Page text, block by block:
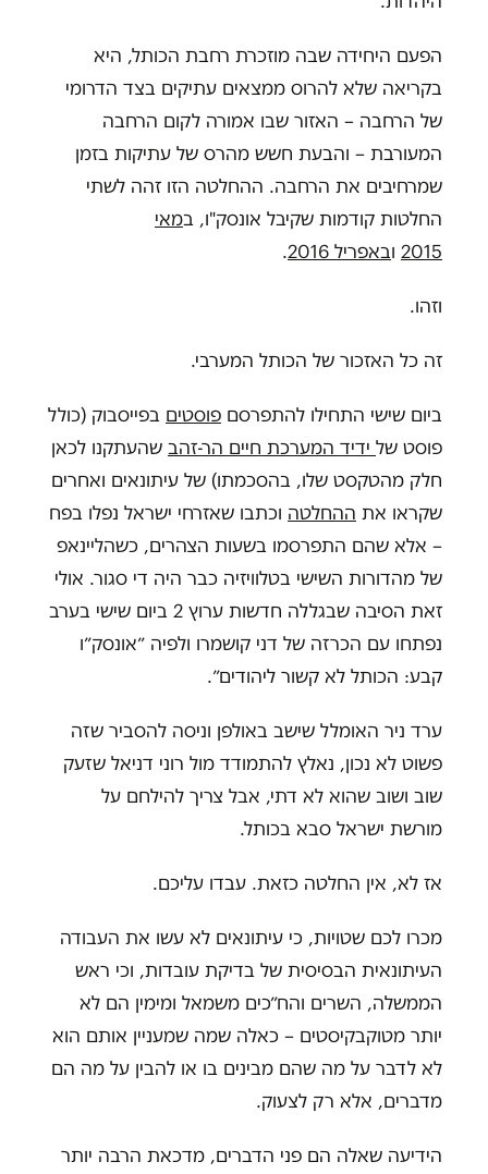
הפעם היחידה שבה מוזכרת רחבת הכותל, היא
בקריאה שלא להרוס ממצאים עתיקים בצד הדרומי
של הרחבה – האזור שבו אמורה לקום הרחבה
המעורבת – והבעת חשש מהרס של עתיקות בזמן
שמרחיבים את הרחבה. ההחלטה הזו זהה לשתי
החלטות קודמות שקיבל אונסק"ו, במאי
2015 ובאפריל 2016 .
וזהו.
זה כל האזכור של הכותל המערבי.
ביום שישי התחילו להתפרסם פוסטים בפייסבוק (כולל
פוסט של ידיד המערכת חיים הר-זהב שהעתקנו לכאן
חלק מהטקסט שלו, בהסכמתו) של עיתונאים ואחרים
שקראו את ההחלטה וכתבו שאזרחי ישראל נפלו בפח
– אלא שהם התפרסמו בשעות הצהרים, כשהליינאפ
של מהדורות השישי בטלוויזיה כבר היה די סגור. אולי
זאת הסיבה שבגללה חדשות ערוץ 2 ביום שישי בערב
נפתחו עם הכרזה של דני קושמרו ולפיה ״אונסק״ו
קבע: הכותל לא קשור ליהודים״.
ערד ניר האומלל שישב באולפן וניסה להסביר שזה
פשוט לא נכון, נאלץ להתמודד מול רוני דניאל שזעק
שוב ושוב שהוא לא דתי, אבל צריך להילחם על
מורשת ישראל סבא בכותל.
אז לא, אין החלטה כזאת. עבדו עליכם.
מכרו לכם שטויות, כי עיתונאים לא עשו את העבודה
העיתונאית הבסיסית של בדיקת עובדות, וכי ראש
הממשלה, השרים והח״כים משמאל ומימין הם לא
יותר מטוקבקיסטים – כאלה שמה שמעניין אותם הוא
לא לדבר על מה שהם מבינים בו או להבין על מה הם
מדברים, אלא רק לצעוק.
הידיעה שאלה הם פני הדברים, מדכאת הרבה יותר